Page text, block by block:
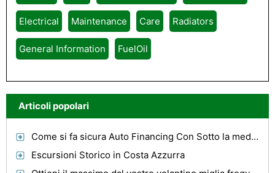
Electrical Maintenance Care Radiators
General Information FuelOil
Articoli popolari
Come si fa sicura Auto Financing Con Sotto la media di credito?
Escursioni Storico in Costa Azzurra